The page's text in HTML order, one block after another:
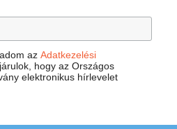
az Adatkezelési
hogy az Országos
elektronikus hírlevelet